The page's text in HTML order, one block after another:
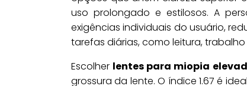
uso prolongado e estilosos. A
exigências individuais do usuário,
tarefas diárias, como leitura,
Escolher lentes para miopia
grossura da lente. O índice 1.67 é